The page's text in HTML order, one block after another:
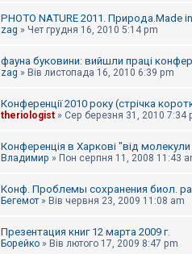
PHOTO NATURE 2011. Природа.Made
zag » Чет грудня 16, 2010 5:14 pm
фауна буковини: вийшли праці
zag » Вів листопада 16, 2010 6:39 pm
Конференції 2010 року (стрічка
theriologist » Сер березня 31, 2010 7:34
Конференція в Харкові "від
Владимир » Пон серпня 11, 2008 11:43
Конф. Проблемы сохранения биол.
Бегемот » Вів червня 23, 2009 11:08 am
Презентация книг 12 марта 2009 г.
Борейко » Вів лютого 17, 2009 8:47 pm